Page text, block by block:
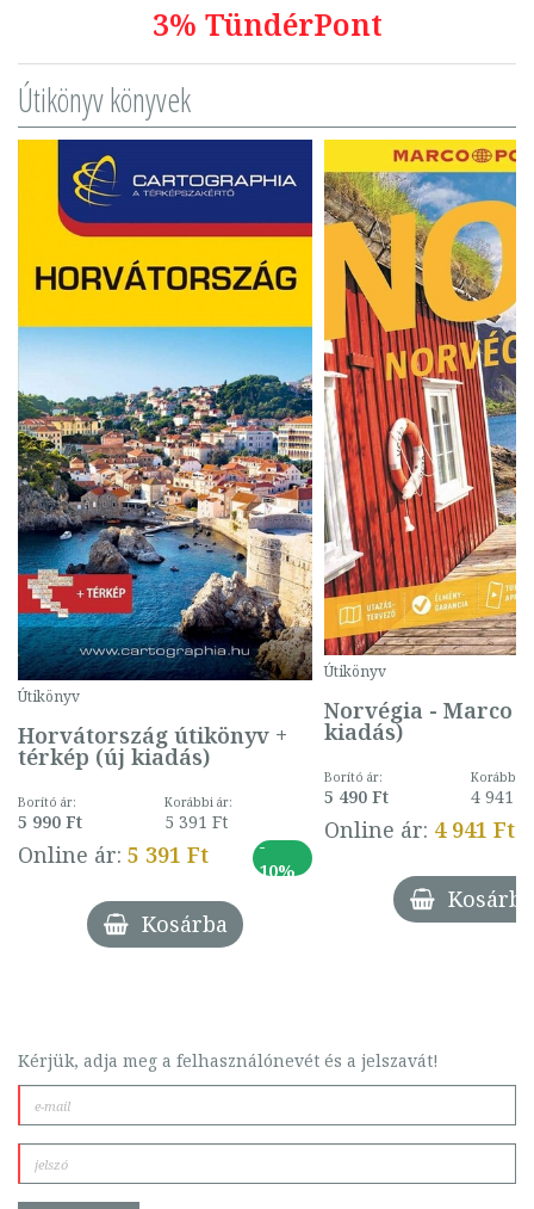
3% TündérPont
Útikönyv könyvek
Útikönyv
Horvátország útikönyv +
térkép (új kiadás)
Borító ár:
5 990 Ft
Korábbi ár:
5 391 Ft
Online ár: 5 391 Ft
-
10%
Kosárba
Útikönyv
Norvégia - Marco
kiadás)
Borító ár:
5 490 Ft
Korábbi
4 941 Ft
Online ár: 4 941 Ft
Kosárba
Kérjük, adja meg a felhasználónevét és a jelszavát!